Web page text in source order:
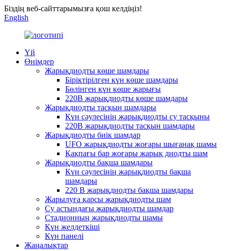
Біздің веб-сайттарымызға қош келдіңіз!
English
Үй
Өнімдер
Жарықдиодты көше шамдары
Біріктірілген күн көше шамдары
Бөлінген күн көше жарығы
220В жарықдиодты көше шамдары
Жарықдиодты тасқын шамдары
Күн сәулесінің жарықдиодты су тасқыны
220В жарықдиодты тасқын шамдары
Жарықдиодты биік шамдар
UFO жарықдиодты жоғары шығанақ шамы
Қақпағы бар жоғары жарық диодты шам
Жарықдиодты бақша шамдары
Күн сәулесінің жарықдиодты бақша
шамдары
220 В жарықдиодты бақша шамдары
Жарылуға қарсы жарықдиодты шам
Су астындағы жарықдиодты шамдар
Стадионның жарықдиодты шамы
Күн желдеткіші
Күн панелі
Жаңалықтар